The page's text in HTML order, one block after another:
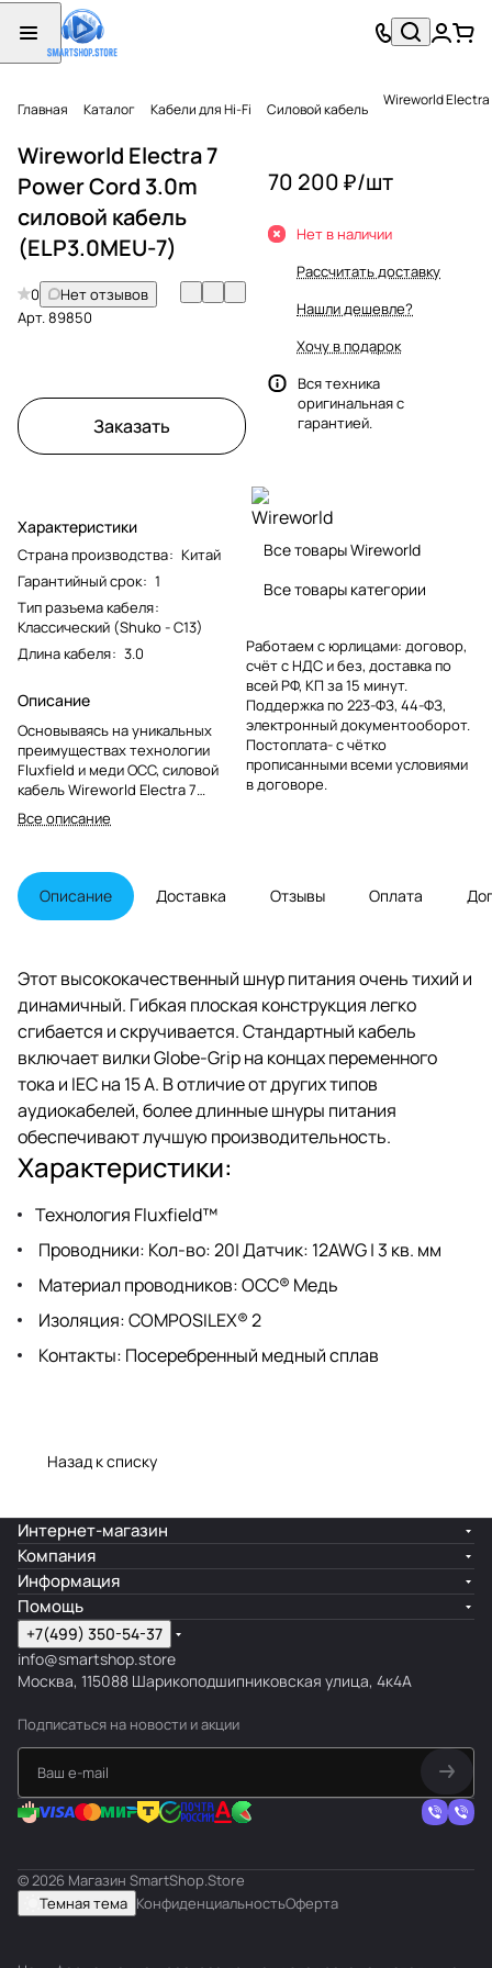
Главная Каталог Кабели для Hi-Fi Силовой кабель Wireworld Electra
Wireworld Electra 7
Power Cord 3.0m
силовой кабель
(ELP3.0MEU-7)
0
Нет отзывов
Арт.89850
Заказать
Характеристики
Страна производства: Китай
Гарантийный срок: 1
Тип разъема кабеля:
Классический (Shuko - С13)
Длина кабеля: 3.0
Описание
Основываясь на уникальных
преимуществах технологии
Fluxfield и меди OCC, силовой
кабель Wireworld Electra 7
обеспечивает значительное
улучшение четкости и
может превратить отличную
систему в действительно
исключительную.
Все описание
70 200 ₽/шт
Нет в наличии
Рассчитать доставку
Нашли дешевле?
Хочу в подарок
Вся техника
оригинальная с
гарантией.
Все товары Wireworld
Все товары категории
Работаем с юрлицами: договор,
счёт с НДС и без, доставка по
всей РФ, КП за 15 минут.
Поддержка по 223-ФЗ, 44-ФЗ,
электронный документооборот.
Постоплата- с чётко
прописанными всеми условиями
в договоре.
Описание Доставка Отзывы Оплата
Этот высококачественный шнур питания очень тихий и
динамичный. Гибкая плоская конструкция легко
сгибается и скручивается. Стандартный кабель
включает вилки Globe-Grip на концах переменного
тока и IEC на 15 А. В отличие от других типов
аудиокабелей, более длинные шнуры питания
обеспечивают лучшую производительность.
Характеристики:
Технология Fluxfield™
Проводники: Кол-во: 20| Датчик: 12AWG | 3 кв. мм
Материал проводников: OCC® Медь
Изоляция: COMPOSILEX® 2
Контакты: Посеребренный медный сплав
Назад к списку
Интернет-магазин
Компания
Информация
Помощь
+7(499) 350-54-37
info@smartshop.store
Москва, 115088 Шарикоподшипниковская улица, 4к4А
Подписаться на новости и акции
© 2026 Магазин SmartShop.Store
Темная тема КонфиденциальностьОферта